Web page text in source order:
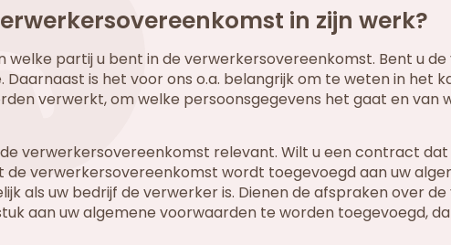
in zijn werk?
welke partij u bent in de verwerkersovereenkomst. Bent u
is het voor ons o.a. belangrijk om te weten in het
verwerkt, om welke persoonsgegevens het gaat en van
verwerkersovereenkomst relevant. Wilt u een contract
verwerkersovereenkomst wordt toegevoegd aan uw
als uw bedrijf de verwerker is. Dienen de afspraken over
aan uw algemene voorwaarden te worden toegevoegd,